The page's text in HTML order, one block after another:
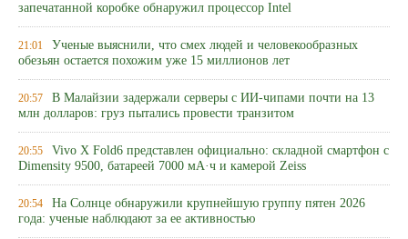
запечатанной коробке обнаружил процессор Intel
21:01 Ученые выяснили, что смех людей и человекообразных
обезьян остается похожим уже 15 миллионов лет
20:57 В Малайзии задержали серверы с ИИ-чипами почти на 13
млн долларов: груз пытались провести транзитом
20:55 Vivo X Fold6 представлен официально: складной смартфон с
Dimensity 9500, батареей 7000 мА·ч и камерой Zeiss
20:54 На Солнце обнаружили крупнейшую группу пятен 2026
года: ученые наблюдают за ее активностью